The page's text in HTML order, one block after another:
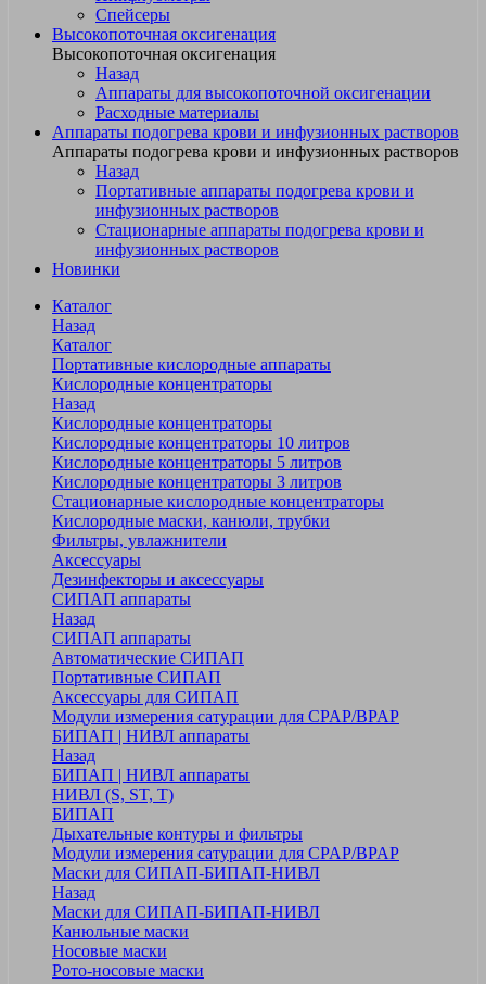
Спейсеры
Высокопоточная оксигенация
Высокопоточная оксигенация
Назад
Аппараты для высокопоточной оксигенации
Расходные материалы
Аппараты подогрева крови и инфузионных растворов
Аппараты подогрева крови и инфузионных растворов
Назад
Портативные аппараты подогрева крови и
инфузионных растворов
Стационарные аппараты подогрева крови и
инфузионных растворов
Новинки
Каталог
Назад
Каталог
Портативные кислородные аппараты
Кислородные концентраторы
Назад
Кислородные концентраторы
Кислородные концентраторы 10 литров
Кислородные концентраторы 5 литров
Кислородные концентраторы 3 литров
Стационарные кислородные концентраторы
Кислородные маски, канюли, трубки
Фильтры, увлажнители
Аксессуары
Дезинфекторы и аксессуары
СИПАП аппараты
Назад
СИПАП аппараты
Автоматические СИПАП
Портативные СИПАП
Аксессуары для СИПАП
Модули измерения сатурации для CPAP/BPAP
БИПАП | НИВЛ аппараты
Назад
БИПАП | НИВЛ аппараты
НИВЛ (S, ST, T)
БИПАП
Дыхательные контуры и фильтры
Модули измерения сатурации для CPAP/BPAP
Маски для СИПАП-БИПАП-НИВЛ
Назад
Маски для СИПАП-БИПАП-НИВЛ
Канюльные маски
Носовые маски
Рото-носовые маски